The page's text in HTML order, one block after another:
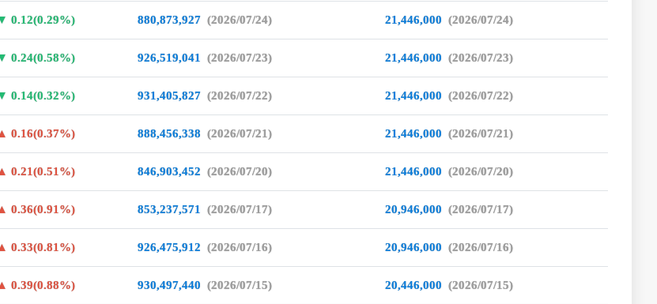
0.12(0.29%) 880,873,927 (2026/07/24) 21,446,000 (2026/07/24)
0.24(0.58%) 926,519,041 (2026/07/23) 21,446,000 (2026/07/23)
0.14(0.32%) 931,405,827 (2026/07/22) 21,446,000 (2026/07/22)
0.16(0.37%) 888,456,338 (2026/07/21) 21,446,000 (2026/07/21)
0.21(0.51%) 846,903,452 (2026/07/20) 21,446,000 (2026/07/20)
0.36(0.91%) 853,237,571 (2026/07/17) 20,946,000 (2026/07/17)
0.33(0.81%) 926,475,912 (2026/07/16) 20,946,000 (2026/07/16)
0.39(0.88%) 930,497,440 (2026/07/15) 20,446,000 (2026/07/15)